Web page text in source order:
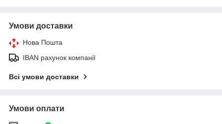
Умови доставки
Нова Пошта
IBAN рахунок компанії
Всі умови доставки
Умови оплати